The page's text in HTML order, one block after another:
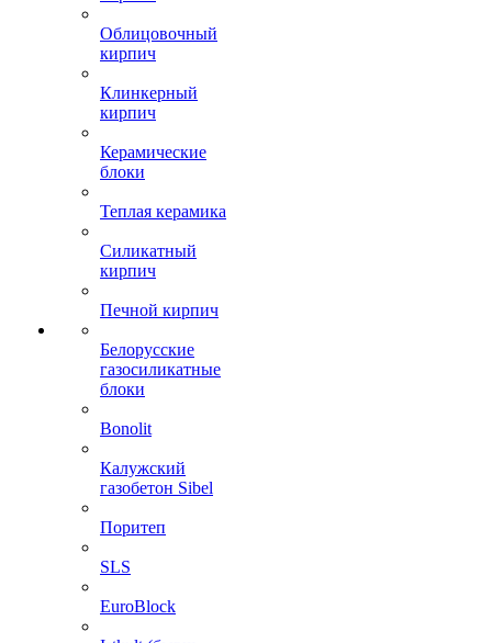
Облицовочный
кирпич
Клинкерный
кирпич
Керамические
блоки
Теплая керамика
Силикатный
кирпич
Печной кирпич
Белорусские
газосиликатные
блоки
Bonolit
Калужский
газобетон Sibel
Поритеп
SLS
EuroBlock